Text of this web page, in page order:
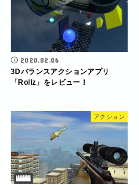
2020.02.06
3Dバランスアクションアプリ
「Rollz」をレビュー！
アクション